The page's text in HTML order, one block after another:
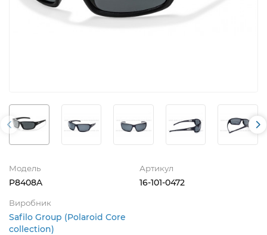
Модель
P8408A
Артикул
16-101-0472
Виробник
Safilo Group (Polaroid Core
collection)